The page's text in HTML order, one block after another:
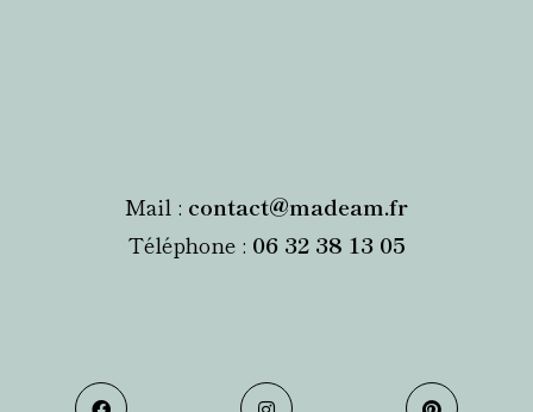
Mail : contact@madeam.fr
Téléphone : 06 32 38 13 05